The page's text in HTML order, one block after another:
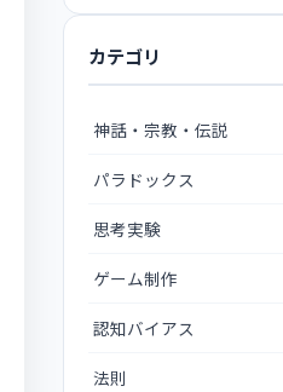
カテゴリ
神話・宗教・伝説
パラドックス
思考実験
ゲーム制作
認知バイアス
法則